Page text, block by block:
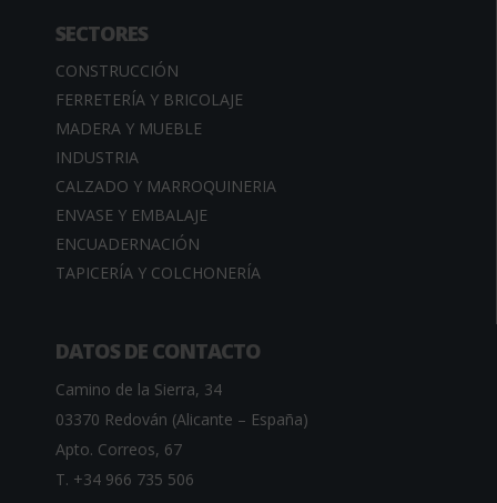
SECTORES
CONSTRUCCIÓN
FERRETERÍA Y BRICOLAJE
MADERA Y MUEBLE
INDUSTRIA
CALZADO Y MARROQUINERIA
ENVASE Y EMBALAJE
ENCUADERNACIÓN
TAPICERÍA Y COLCHONERÍA
DATOS DE CONTACTO
Camino de la Sierra, 34
03370 Redován (Alicante – España)
Apto. Correos, 67
T. +34 966 735 506